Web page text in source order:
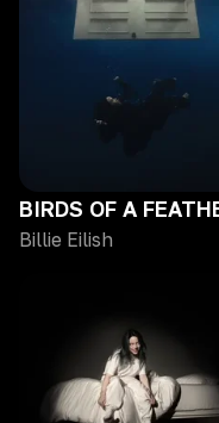
BIRDS OF A
Billie Eilish